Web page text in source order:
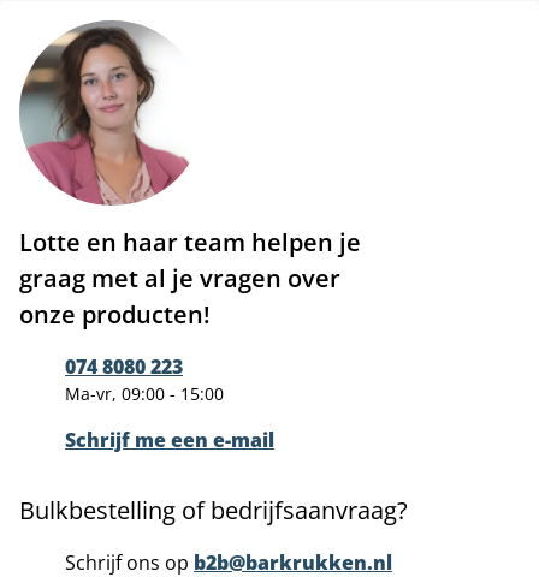
Lotte en haar team helpen je
graag met al je vragen over
onze producten!
074 8080 223
Ma-vr, 09:00 - 15:00
Schrijf me een e-mail
Bulkbestelling of bedrijfsaanvraag?
Schrijf ons op b2b@barkrukken.nl